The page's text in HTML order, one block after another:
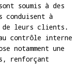
soumis à des
à
de leurs clients.
contrôle interne
notamment une
renforçant